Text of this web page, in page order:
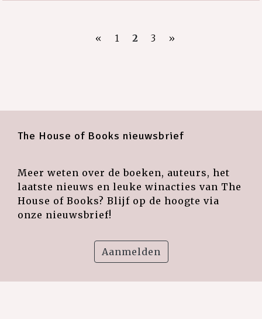
« 1 2 3 »
The House of Books nieuwsbrief
Meer weten over de boeken, auteurs, het
laatste nieuws en leuke winacties van The
House of Books? Blijf op de hoogte via
onze nieuwsbrief!
Aanmelden